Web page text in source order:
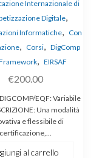
Internazionale di
Digitale
Informatiche
Con
Corsi
DigComp
, EIRSAF
€200.00
EQF: Variabile
Una modalità
e flessibile di
certificazione,…
al carrello